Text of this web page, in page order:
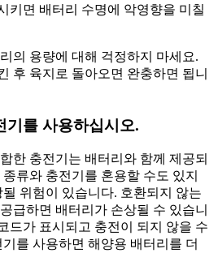
키면 배터리 수명에 악영향을 미칠
의 용량에 대해 걱정하지 마세요.
후 육지로 돌아오면 완충하면 됩니
기를 사용하십시오.
한 충전기는 배터리와 함께 제공되
류와 충전기를 혼용할 수도 있지
위험이 있습니다. 호환되지 않는
급하면 배터리가 손상될 수 있습니
드가 표시되고 충전이 되지 않을 수
를 사용하면 해양용 배터리를 더